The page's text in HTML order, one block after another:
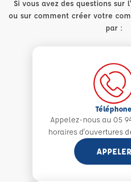
Si vous avez des questions sur
ou sur comment créer votre
par :
Téléphone
Appelez-nous au 05
horaires d'ouvertures
APPELER